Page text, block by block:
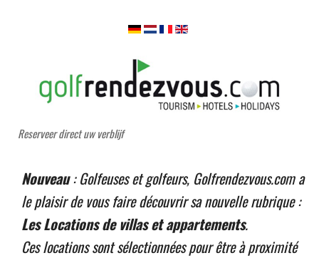
Reserveer direct uw verblijf
Nouveau: Golfeuses et golfeurs, Golfrendezvous.com a
le plaisir de vous faire découvrir sa nouvelle rubrique :
Les Locations de villas et appartements.
Ces locations sont sélectionnées pour être à proximité